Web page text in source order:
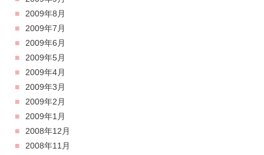
2009年8月
2009年7月
2009年6月
2009年5月
2009年4月
2009年3月
2009年2月
2009年1月
2008年12月
2008年11月